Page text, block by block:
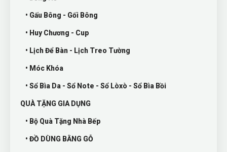
• Gấu Bông - Gối Bông
• Huy Chương - Cup
• Lịch Để Bàn - Lịch Treo Tường
• Móc Khóa
• Sổ Bìa Da - Sổ Note - Sổ Lòxò - Sổ Bìa Bồi
QUÀ TẶNG GIA DỤNG
• Bộ Quà Tặng Nhà Bếp
• ĐỒ DÙNG BẰNG GỖ